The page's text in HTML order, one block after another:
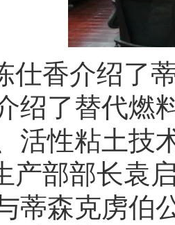
仕香介绍了
绍了替代燃
活性粘土技
产部部长袁
蒂森克虏伯